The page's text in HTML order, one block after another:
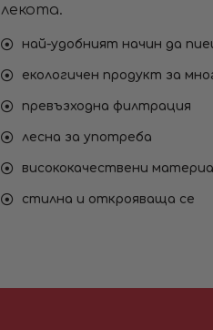
лекота.
най-удобният начин да
екологичен продукт за
превъзходна филтрация
лесна за употреба
висококачествени
стилна и открояваща се